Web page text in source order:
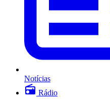
Notícias
Rádio